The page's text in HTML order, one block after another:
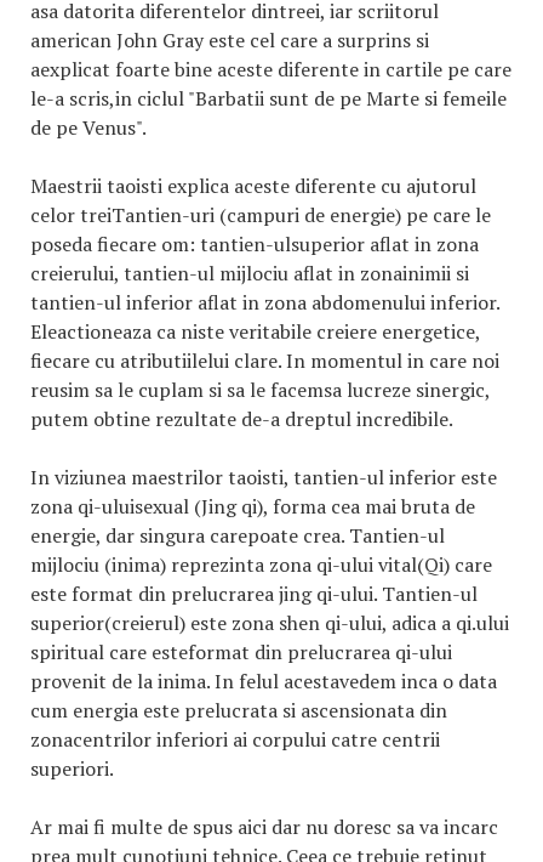
asa datorita diferentelor dintreei, iar scriitorul
american John Gray este cel care a surprins si
aexplicat foarte bine aceste diferente in cartile pe care
le-a scris,in ciclul "Barbatii sunt de pe Marte si femeile
de pe Venus".
Maestrii taoisti explica aceste diferente cu ajutorul
celor treiTantien-uri (campuri de energie) pe care le
poseda fiecare om: tantien-ulsuperior aflat in zona
creierului, tantien-ul mijlociu aflat in zonainimii si
tantien-ul inferior aflat in zona abdomenului inferior.
Eleactioneaza ca niste veritabile creiere energetice,
fiecare cu atributiilelui clare. In momentul in care noi
reusim sa le cuplam si sa le facemsa lucreze sinergic,
putem obtine rezultate de-a dreptul incredibile.
In viziunea maestrilor taoisti, tantien-ul inferior este
zona qi-uluisexual (Jing qi), forma cea mai bruta de
energie, dar singura carepoate crea. Tantien-ul
mijlociu (inima) reprezinta zona qi-ului vital(Qi) care
este format din prelucrarea jing qi-ului. Tantien-ul
superior(creierul) este zona shen qi-ului, adica a qi.ului
spiritual care esteformat din prelucrarea qi-ului
provenit de la inima. In felul acestavedem inca o data
cum energia este prelucrata si ascensionata din
zonacentrilor inferiori ai corpului catre centrii
superiori.
Ar mai fi multe de spus aici dar nu doresc sa va incarc
prea mult cunotiuni tehnice. Ceea ce trebuie retinut